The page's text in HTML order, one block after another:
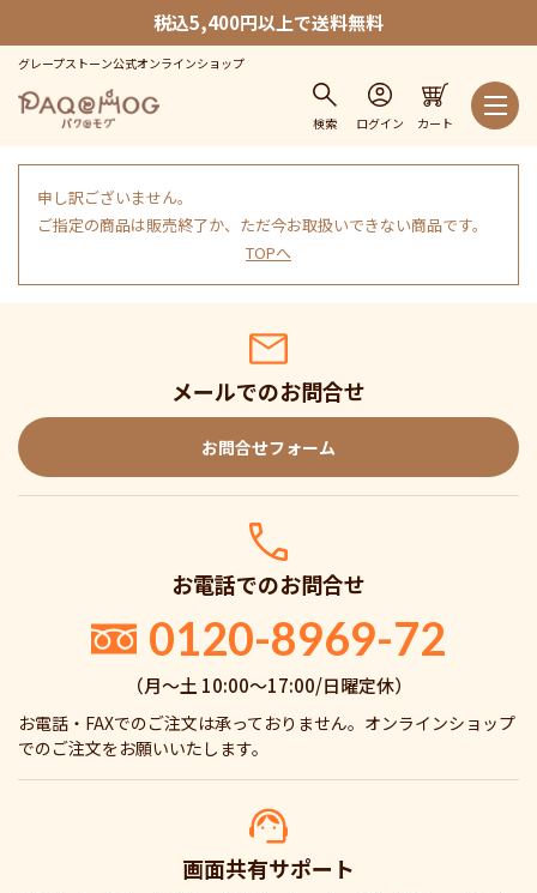
税込5,400円以上で送料無料
グレープストーン公式オンラインショップ
検索 ログイン カート
申し訳ございません。
ご指定の商品は販売終了か、ただ今お取扱いできない商品です。
TOPへ
メールでのお問合せ
お問合せフォーム
お電話でのお問合せ
0120-8969-72
（月〜土 10:00〜17:00/日曜定休）
お電話・FAXでのご注文は承っておりません。オンラインショップ
でのご注文をお願いいたします。
画面共有サポート